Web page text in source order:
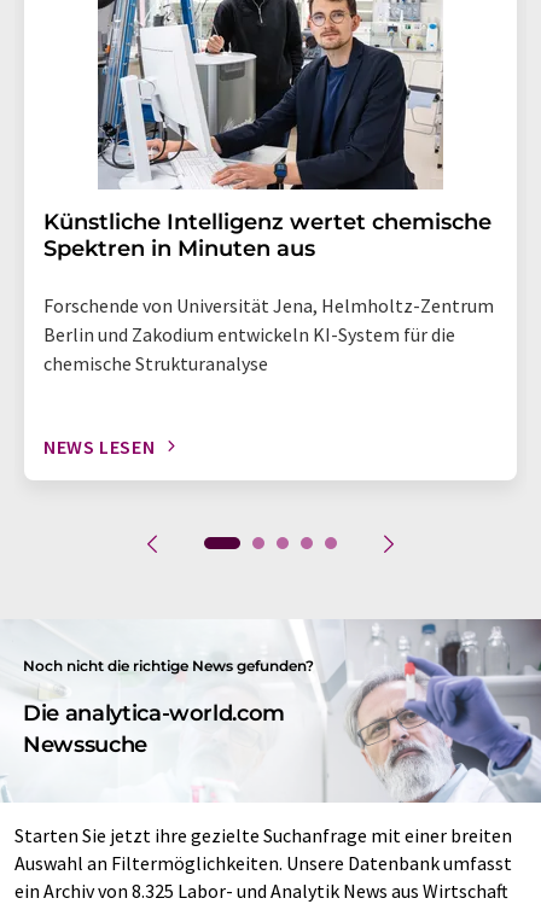
Künstliche Intelligenz wertet chemische
Spektren in Minuten aus
Forschende von Universität Jena, Helmholtz-Zentrum
Berlin und Zakodium entwickeln KI-System für die
chemische Strukturanalyse
NEWS LESEN
Noch nicht die richtige News gefunden?
Die analytica-world.com
Newssuche
Starten Sie jetzt ihre gezielte Suchanfrage mit einer breiten
Auswahl an Filtermöglichkeiten. Unsere Datenbank umfasst
ein Archiv von 8.325 Labor- und Analytik News aus Wirtschaft